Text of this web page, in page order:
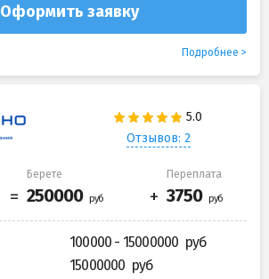
Оформить заявку
Подробнее
Отзывов: 2
Берете Переплата
100000 - 15000000
15000000